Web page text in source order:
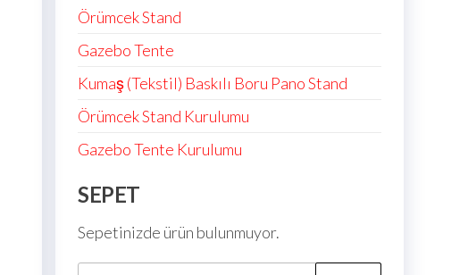
Örümcek Stand
Gazebo Tente
Kumaş (Tekstil) Baskılı Boru Pano Stand
Örümcek Stand Kurulumu
Gazebo Tente Kurulumu
SEPET
Sepetinizde ürün bulunmuyor.